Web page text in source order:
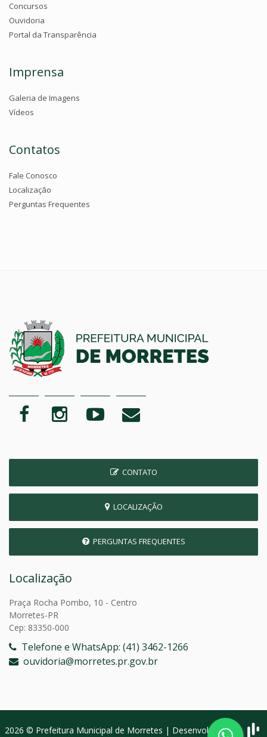
Concursos
Ouvidoria
Portal da Transparência
Imprensa
Galeria de Imagens
Vídeos
Contatos
Fale Conosco
Localização
Perguntas Frequentes
CONTATO
LOCALIZAÇÃO
PERGUNTAS FREQUENTES
Localização
Praça Rocha Pombo, 10 - Centro
Morretes-PR
Cep: 83350-000
Telefone e WhatsApp: (41) 3462-1266
ouvidoria@morretes.pr.gov.br
2026 © Prefeitura Municipal de Morretes | Desenvolvido por: